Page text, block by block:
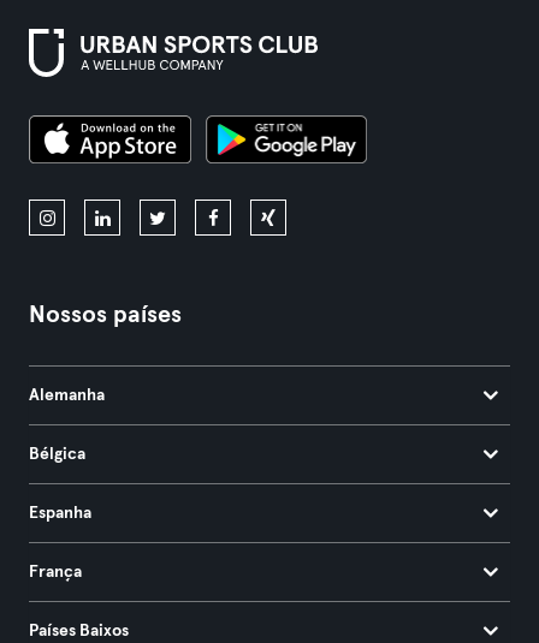
Nossos países
Alemanha
Bélgica
Espanha
França
Países Baixos